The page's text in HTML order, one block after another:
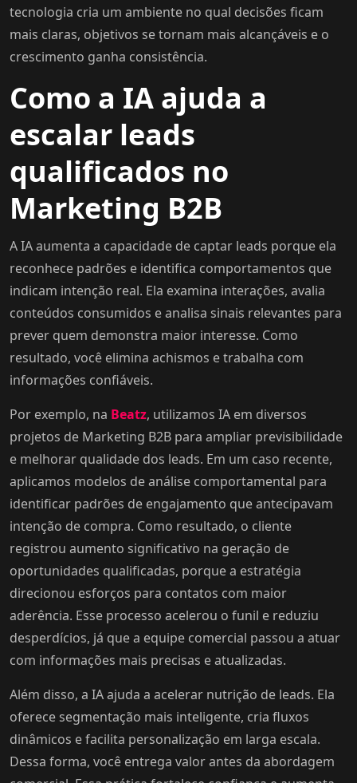
tecnologia cria um ambiente no qual decisões ficam
mais claras, objetivos se tornam mais alcançáveis e o
crescimento ganha consistência.
Como a IA ajuda a
escalar leads
qualificados no
Marketing B2B
A IA aumenta a capacidade de captar leads porque ela
reconhece padrões e identifica comportamentos que
indicam intenção real. Ela examina interações, avalia
conteúdos consumidos e analisa sinais relevantes para
prever quem demonstra maior interesse. Como
resultado, você elimina achismos e trabalha com
informações confiáveis.
Por exemplo, na Beatz, utilizamos IA em diversos
projetos de Marketing B2B para ampliar previsibilidade
e melhorar qualidade dos leads. Em um caso recente,
aplicamos modelos de análise comportamental para
identificar padrões de engajamento que antecipavam
intenção de compra. Como resultado, o cliente
registrou aumento significativo na geração de
oportunidades qualificadas, porque a estratégia
direcionou esforços para contatos com maior
aderência. Esse processo acelerou o funil e reduziu
desperdícios, já que a equipe comercial passou a atuar
com informações mais precisas e atualizadas.
Além disso, a IA ajuda a acelerar nutrição de leads. Ela
oferece segmentação mais inteligente, cria fluxos
dinâmicos e facilita personalização em larga escala.
Dessa forma, você entrega valor antes da abordagem